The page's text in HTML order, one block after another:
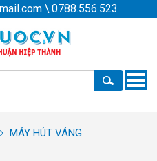
\ 0788.556.523
Toggle
MÁY HÚT VÁNG